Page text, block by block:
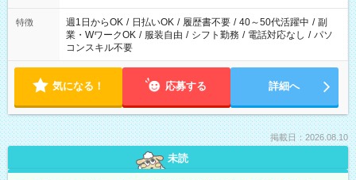
特徴 週1日からOK / 日払いOK / 履歴書不要 / 40～50代活躍中 / 副
業・WワークOK / 服装自由 / シフト勤務 / 電話対応なし / パソ
コンスキル不要
気になる！ 応募する 詳細へ
掲載日：2026.08.10
未読